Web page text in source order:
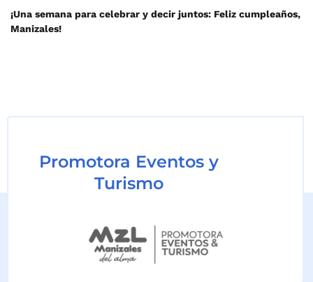
¡Una semana para celebrar y decir juntos: Feliz cumpleaños,
Manizales!
Promotora Eventos y
Turismo